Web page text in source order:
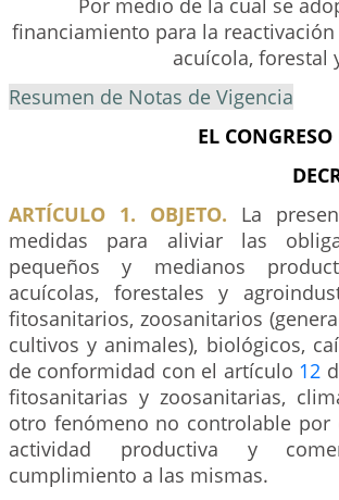
Por medio de la cual se
financiamiento para la
acuícola, forestal
Resumen de Notas de Vigencia
EL
ARTÍCULO 1. OBJETO. La
medidas para aliviar las
pequeños y medianos
acuícolas, forestales y
fitosanitarios, zoosanitarios
cultivos y animales), biológicos,
de conformidad con el artículo 12
fitosanitarias y zoosanitarias,
otro fenómeno no controlable
actividad productiva y
cumplimiento a las mismas.